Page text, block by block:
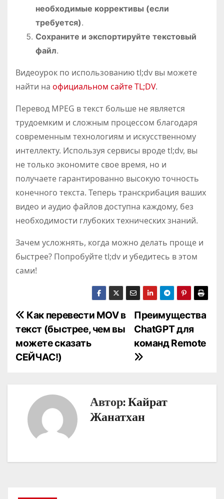
необходимые коррективы (если
требуется).
Сохраните и экспортируйте текстовый
файл.
Видеоурок по использованию tl;dv вы можете
найти на официальном сайте TL;DV.
Перевод MPEG в текст больше не является
трудоемким и сложным процессом благодаря
современным технологиям и искусственному
интеллекту. Используя сервисы вроде tl;dv, вы
не только экономите свое время, но и
получаете гарантированно высокую точность
конечного текста. Теперь транскрибация ваших
видео и аудио файлов доступна каждому, без
необходимости глубоких технических знаний.
Зачем усложнять, когда можно делать проще и
быстрее? Попробуйте tl;dv и убедитесь в этом
сами!
Н
а
в
и
Преимущества
ChatGPT для
команд Remote
Как перевести MOV в
текст (быстрее, чем вы
можете сказать
СЕЙЧАС!)
Автор:Кайрат
Жанатхан